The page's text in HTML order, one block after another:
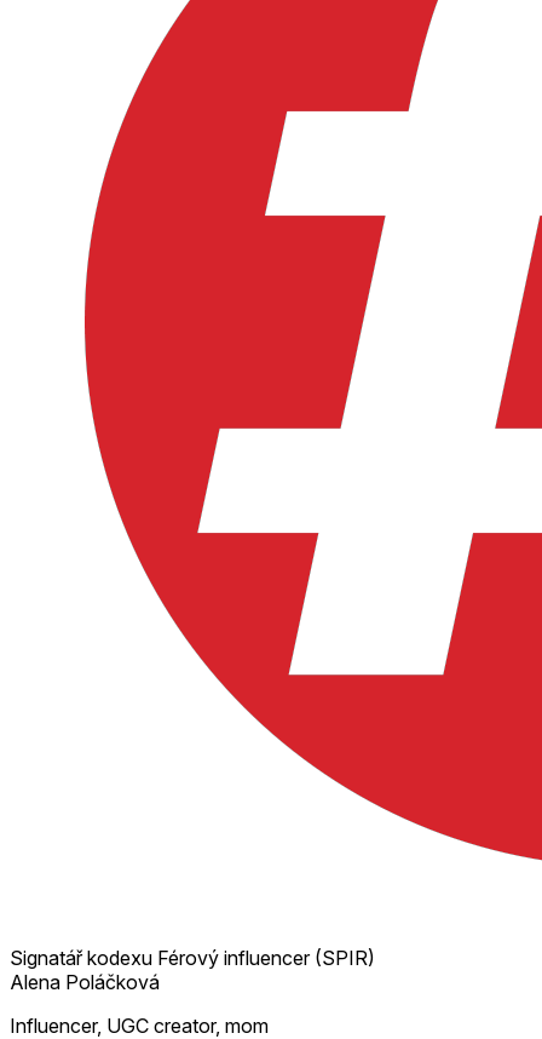
Signatář kodexu Férový influencer (SPIR)
Alena Poláčková
Influencer, UGC creator, mom